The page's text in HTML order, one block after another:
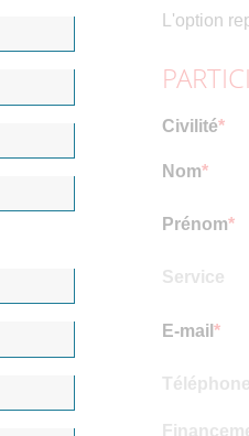
L'option
Civilité
Nom
Prénom
Service
E-mail
Téléphone